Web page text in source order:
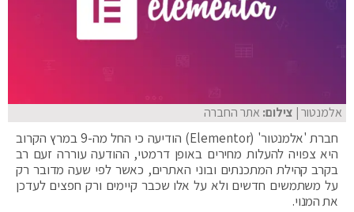
אלמנטור| צילום: אתר החברה
חברת 'אלמנטור' (Elementor) הודיעה כי החל מה-9 במרץ הקרוב
היא צפויה להעלות מחירים באופן דרמטי, ההודעה עוררה זעם רב
בקרב קהילת המתכנתים ובוני האתרים, כאשר לפי שעה מדובר רק
על משתמשים חדשים ולא על אלו שכבר קיימים ורק חפצים לעדכן
את המנוי.